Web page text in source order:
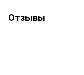
Отзывы